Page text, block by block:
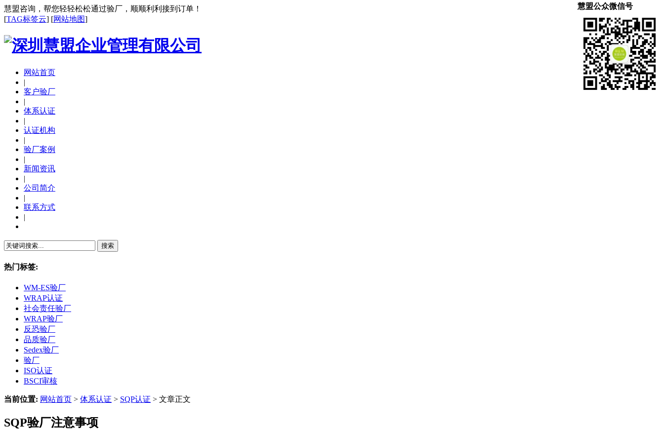
慧盟咨询，帮您轻轻松松通过验厂，顺顺利利接到订单！
[TAG标签云] [网站地图]
网站首页
|
客户验厂
|
体系认证
|
认证机构
|
验厂案例
|
新闻资讯
|
公司简介
|
联系方式
|
热门标签:
WM-ES验厂
WRAP认证
社会责任验厂
WRAP验厂
反恐验厂
品质验厂
Sedex验厂
验厂
ISO认证
BSCI审核
当前位置: 网站首页 > 体系认证 > SQP认证 > 文章正文
SQP验厂注意事项
慧盟公众微信号